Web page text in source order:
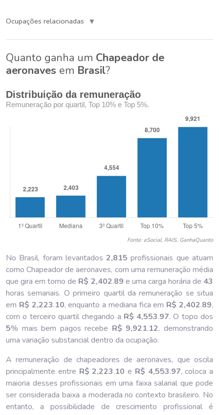
Ocupações relacionadas ▼
Quanto ganha um Chapeador de
aeronaves em Brasil?
Distribuição da remuneração
Remuneração por quartil, Top 10% e Top 5%.
Fonte: eSocial, RAIS, GanhaQuanto
No Brasil, foram levantados2,815 profissionais que atuam
como Chapeador de aeronaves, com uma remuneração média
que gira em torno de R$ 2,402.89 e uma carga horária de 43
horas semanais. O primeiro quartil da remuneração se situa
em R$ 2,223.10, enquanto a mediana fica em R$ 2,402.89,
com o terceiro quartil chegando a R$ 4,553.97. O topo dos
5% mais bem pagos recebe R$ 9,921.12, demonstrando
uma variação substancial dentro da ocupação.
A remuneração de chapeadores de aeronaves, que oscila
principalmente entre R$ 2,223.10 e R$ 4,553.97, coloca a
maioria desses profissionais em uma faixa salarial que pode
ser considerada baixa a moderada no contexto brasileiro. No
entanto, a possibilidade de crescimento profissional é